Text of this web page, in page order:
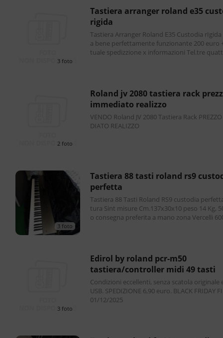
3 foto
tastiera arranger roland e35 custodia
rigida
Tastiera Arranger Roland E35 Custodia
a bene perfettamente funzionante 200 euro
tuale spedizzione x informazioni Tel.tre quattro zer
2 foto
roland jv 2080 tastiera rack prezzo
immediato realizzo
VENDO Roland JV 2080 Tastiera Rack
DIATO REALIZZO
3 foto
tastiera 88 tasti roland rs9 custodia
perfetta
Tastiera 88 Tasti Roland RS9 custodia
tura Sint misure Cm.137x30x10 peso 14 Kg, 500 eur
o consegna preferita a mano zona Vercelli
3 foto
edirol by roland pcr-m50
tastiera/controller midi 49 tasti
Condizioni eccellenti, senza scatola originale
USB. SPEDIZIONE 6,90 euro. BLACK FRIDAY
01/12/2025